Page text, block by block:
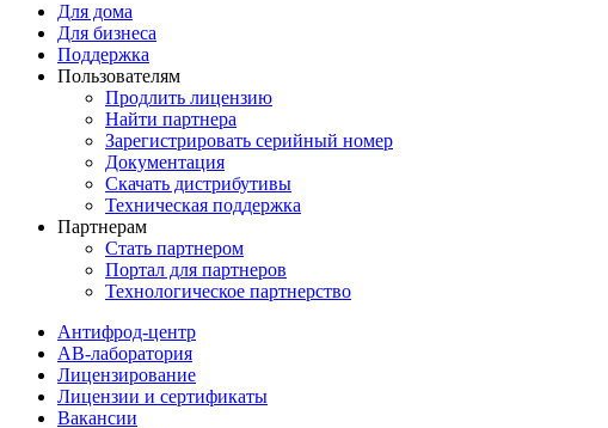
Для дома
Для бизнеса
Поддержка
Пользователям
Продлить лицензию
Найти партнера
Зарегистрировать серийный номер
Документация
Скачать дистрибутивы
Техническая поддержка
Партнерам
Стать партнером
Портал для партнеров
Технологическое партнерство
Антифрод-центр
АВ-лаборатория
Лицензирование
Лицензии и сертификаты
Вакансии